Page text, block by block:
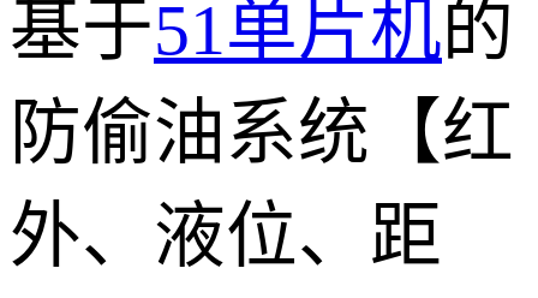
基于51单片机的
防偷油系统【红
外、液位、距